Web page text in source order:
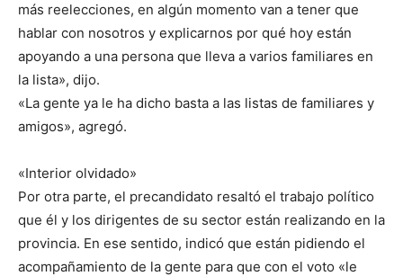
más reelecciones, en algún momento van a tener que
hablar con nosotros y explicarnos por qué hoy están
apoyando a una persona que lleva a varios familiares en
la lista», dijo.
«La gente ya le ha dicho basta a las listas de familiares y
amigos», agregó.
«Interior olvidado»
Por otra parte, el precandidato resaltó el trabajo político
que él y los dirigentes de su sector están realizando en la
provincia. En ese sentido, indicó que están pidiendo el
acompañamiento de la gente para que con el voto «le